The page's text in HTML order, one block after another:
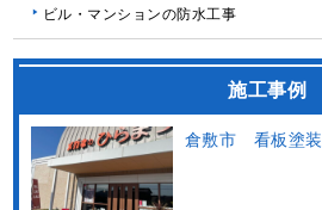
ビル・マンションの防水工事
施工事例
倉敷市 看板塗装